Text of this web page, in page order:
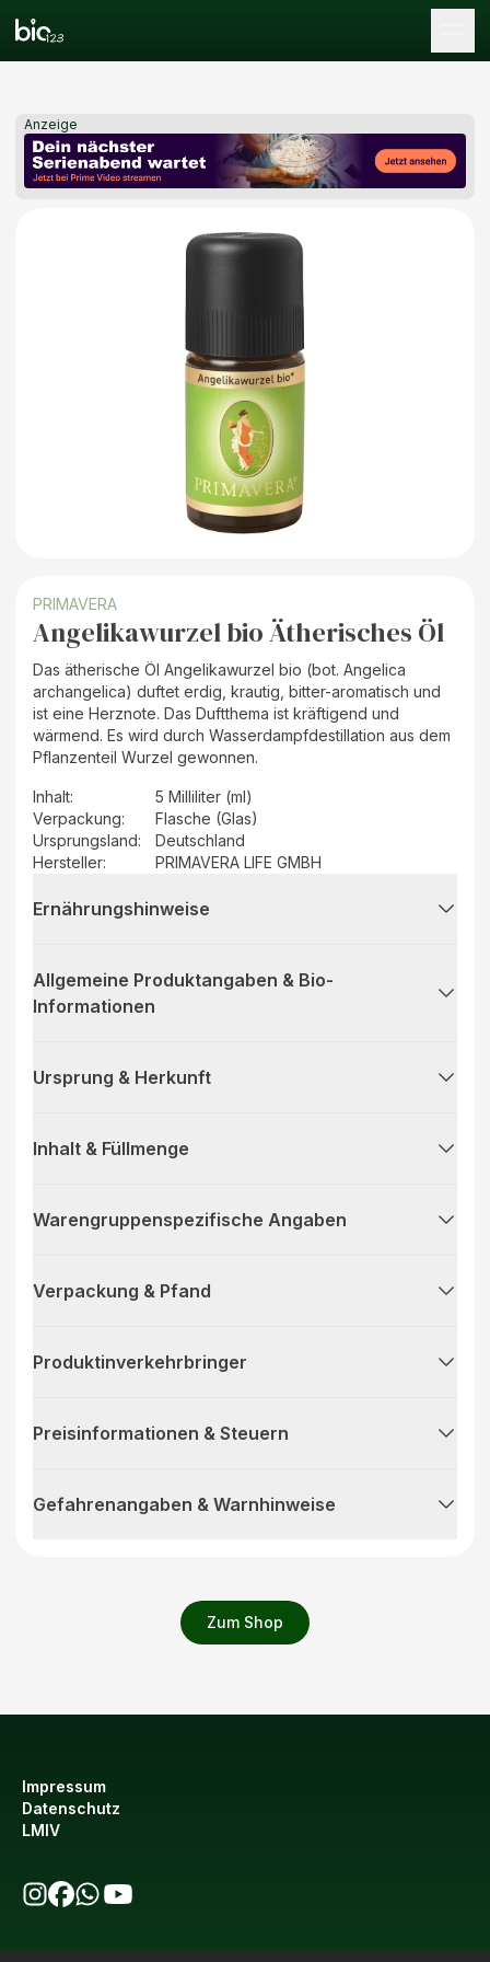
Anzeige
Zum Shop
PRIMAVERA
Angelikawurzel bio Ätherisches Öl
Das ätherische Öl Angelikawurzel bio (bot. Angelica
archangelica) duftet erdig, krautig, bitter-aromatisch und
ist eine Herznote. Das Duftthema ist kräftigend und
wärmend. Es wird durch Wasserdampfdestillation aus dem
Pflanzenteil Wurzel gewonnen.
Inhalt:
5 Milliliter (ml)
Verpackung:
Flasche (Glas)
Ursprungsland:
Deutschland
Hersteller: PRIMAVERA LIFE GMBH
Ernährungshinweise
Allgemeine Produktangaben & Bio-
Informationen
Ursprung & Herkunft
Inhalt & Füllmenge
Warengruppenspezifische Angaben
Verpackung & Pfand
Produktinverkehrbringer
Preisinformationen & Steuern
Gefahrenangaben & Warnhinweise
Impressum
Datenschutz
LMIV